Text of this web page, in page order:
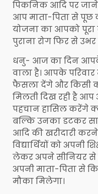
पिकनिक आदि पर
आप माता-पिता से पूछ
योजना का आपको पूरा
पुराना रोग फिर से
धनु- आज का दिन
वाला है। आपके
फैसला देंगे और किसी
मिलती दिख रही है
पहचान हासिल करेंगे
बल्कि उनका डटकर
आदि की खरीदारी
विद्यार्थियों को अपनी
लेकर अपने सीनियर से
अपनी माता-पिता से
मौका मिलेगा।